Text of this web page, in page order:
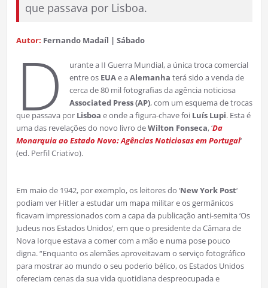
que passava por Lisboa.
Autor: Fernando Madaíl | Sábado
D
urante a II Guerra Mundial, a única troca comercial
entre os EUAe aAlemanha terá sido a venda de
cerca de 80 mil fotografias da agência noticiosa
Associated Press (AP), com um esquema de trocas
que passava por Lisboa e onde a figura-chave foi Luís Lupi. Esta é
uma das revelações do novo livro deWilton Fonseca, ‘Da
Monarquia ao Estado Novo: Agências Noticiosas em Portugal‘
(ed. Perfil Criativo).
Em maio de 1942, por exemplo, os leitores do ‘New York Post‘
podiam ver Hitler a estudar um mapa militar e os germânicos
ficavam impressionados com a capa da publicação anti-semita ‘Os
Judeus nos Estados Unidos’, em que o presidente da Câmara de
Nova Iorque estava a comer com a mão e numa pose pouco
digna. “Enquanto os alemães aproveitavam o serviço fotográfico
para mostrar ao mundo o seu poderio bélico, os Estados Unidos
ofereciam cenas da sua vida quotidiana despreocupada e